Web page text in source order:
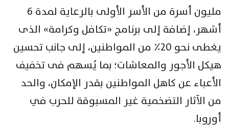
مليون أسرة من الأسر الأولى بالرعاية لمدة ٦
أشهر، إضافة إلى برنامج «تكافل وكرامة» الذى
يغطى نحو ٢٠٪ من المواطنين، إلى جانب تحسين
هيكل الأجور والمعاشات؛ بما يُسهم فى تخفيف
الأعباء عن كاهل المواطنين بقدر الإمكان، والحد
من الآثار التضخمية غير المسبوقة للحرب في
أوروبا.